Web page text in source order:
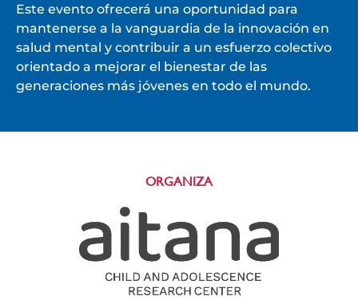
Este evento ofrecerá una oportunidad para
mantenerse a la vanguardia de la innovación en
salud mental y contribuir a un esfuerzo colectivo
orientado a mejorar el bienestar de las
generaciones más jóvenes en todo el mundo.
ORGANIZA